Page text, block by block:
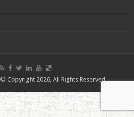
© Copyright 2026, All Rights Reserved